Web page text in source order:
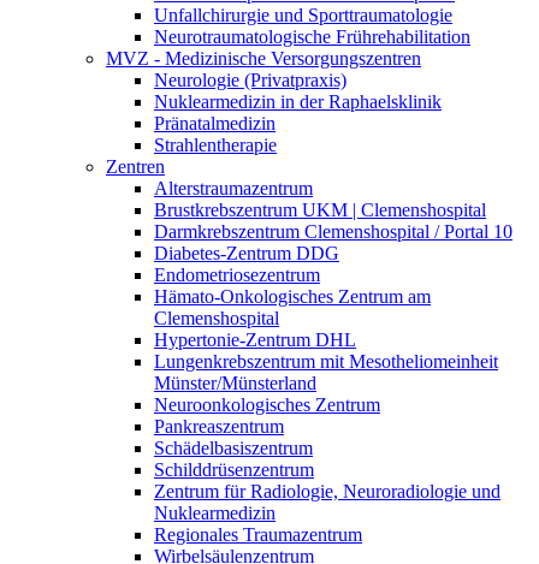
Unfallchirurgie und Sporttraumatologie
Neurotraumatologische Frührehabilitation
MVZ - Medizinische Versorgungszentren
Neurologie (Privatpraxis)
Nuklearmedizin in der Raphaelsklinik
Pränatalmedizin
Strahlentherapie
Zentren
Alterstraumazentrum
Brustkrebszentrum UKM | Clemenshospital
Darmkrebszentrum Clemenshospital / Portal 10
Diabetes-Zentrum DDG
Endometriosezentrum
Hämato-Onkologisches Zentrum am
Clemenshospital
Hypertonie-Zentrum DHL
Lungenkrebszentrum mit Mesotheliomeinheit
Münster/Münsterland
Neuroonkologisches Zentrum
Pankreaszentrum
Schädelbasiszentrum
Schilddrüsenzentrum
Zentrum für Radiologie, Neuroradiologie und
Nuklearmedizin
Regionales Traumazentrum
Wirbelsäulenzentrum